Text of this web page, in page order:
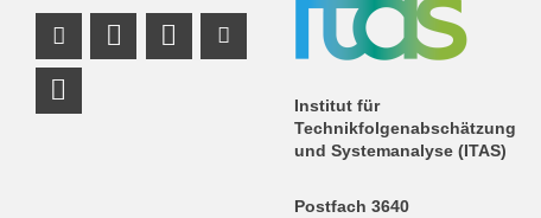
Institut für
Technikfolgenabschätzung
und Systemanalyse (ITAS)
Postfach 3640
Instagram Profil
Profil Mastodon
LinkedIn Profil
Youtube Profil
RSS-Link